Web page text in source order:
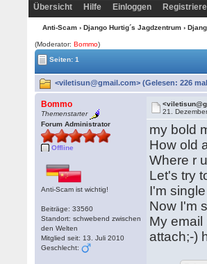
Übersicht Hilfe Einloggen
Anti-Scam› Django Hurtig´s Jagdzentrum›
(Moderator:Bommo)
Seiten: 1
<viletisun@gmail.com> (Gelesen: 226
Bommo
Themenstarter
Forum Administrator
Offline
Anti-Scam ist wichtig!
Beiträge: 33560
Standort: schwebend zwischen
den Welten
Mitglied seit: 13. Juli 2010
Geschlecht:
21.
my bold
How old
Where r
Let's try
I'm
Now I'm
My email
attach;-)